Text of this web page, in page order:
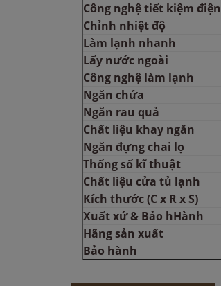
Công nghệ tiết kiệm điện
Chỉnh nhiệt độ
Làm lạnh nhanh
Lấy nước ngoài
Công nghệ làm lạnh
Ngăn chứa
Ngăn rau quả
Chất liệu khay ngăn
Ngăn đựng chai lọ
Thống số kĩ thuật
Chất liệu cửa tủ lạnh
Kích thước (C x R x S)
Xuất xứ & Bảo hHành
Hãng sản xuất
Bảo hành